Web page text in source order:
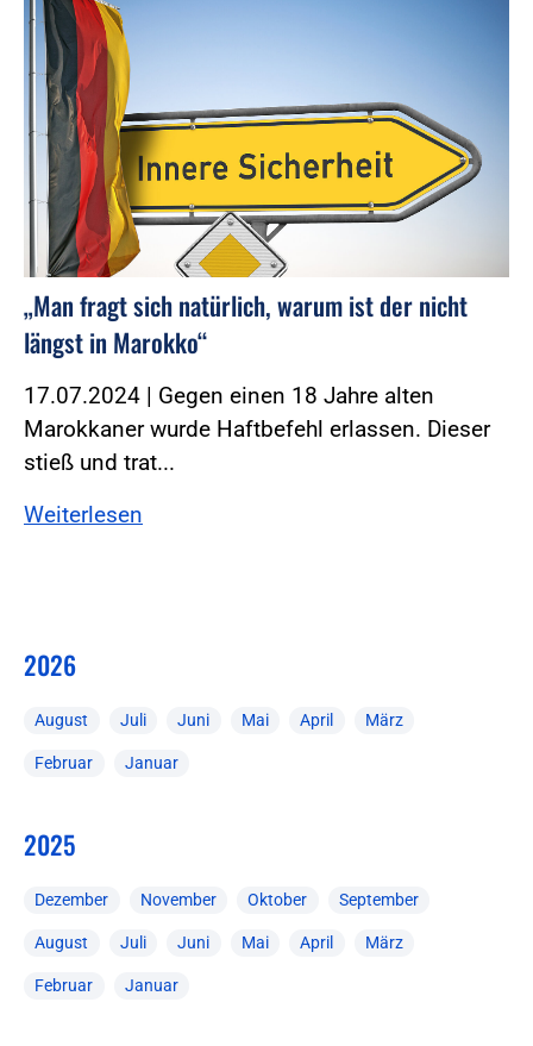
„Man fragt sich natürlich, warum ist der nicht
längst in Marokko“
17.07.2024 | Gegen einen 18 Jahre alten
Marokkaner wurde Haftbefehl erlassen. Dieser
stieß und trat...
Weiterlesen
2026
August Juli Juni Mai April März
Februar Januar
2025
Dezember November Oktober September
August Juli Juni Mai April März
Februar Januar